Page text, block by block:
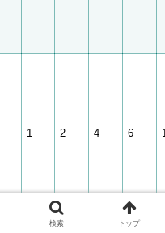
1 2 4 6
検索 トップ